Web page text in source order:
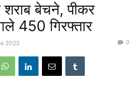
बेचने, पीकर
450 गिरफ्तार
2022 0